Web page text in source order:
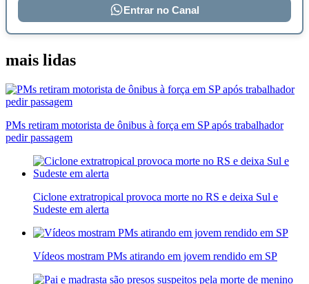
Entrar no Canal
mais lidas
PMs retiram motorista de ônibus à força em SP após trabalhador
pedir passagem
Ciclone extratropical provoca morte no RS e deixa Sul e
Sudeste em alerta
Vídeos mostram PMs atirando em jovem rendido em SP